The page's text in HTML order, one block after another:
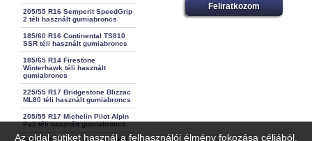
Az oldal sütiket használ a felhasználói élmény fokozása céljából.
205/55 R16 Semperit SpeedGrip
2 téli használt gumiabroncs
185/60 R16 Continental TS810
SSR téli használt gumiabroncs
185/65 R14 Firestone
Winterhawk téli használt
gumiabroncs
225/55 R17 Bridgestone Blizzac
ML80 téli használt gumiabroncs
205/55 R17 Michelin Pilot Alpin
Pa3 téli használt gumiabroncs
Feliratkozom